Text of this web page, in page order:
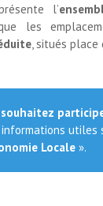
l’
les
, situés
utiles
Locale ».